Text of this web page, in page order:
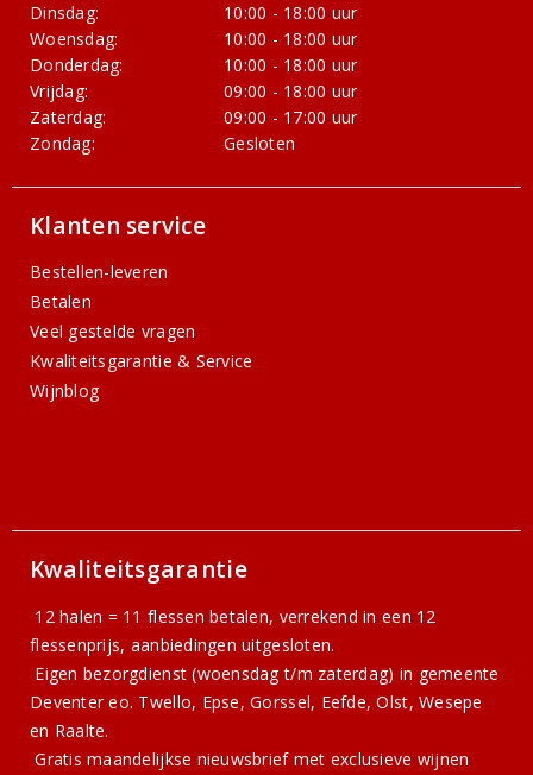
Dinsdag:
10:00 - 18:00 uur
Woensdag:
10:00 - 18:00 uur
Donderdag:
10:00 - 18:00 uur
Vrijdag:
09:00 - 18:00 uur
Zaterdag:
09:00 - 17:00 uur
Zondag:
Gesloten
Klanten service
Bestellen-leveren
Betalen
Veel gestelde vragen
Kwaliteitsgarantie & Service
Wijnblog
Kwaliteitsgarantie
12 halen = 11 flessen betalen, verrekend in een 12
flessenprijs, aanbiedingen uitgesloten.
Eigen bezorgdienst (woensdag t/m zaterdag) in gemeente
Deventer eo. Twello, Epse, Gorssel, Eefde, Olst, Wesepe
en Raalte.
Gratismaandelijkse nieuwsbriefmet exclusieve wijnen